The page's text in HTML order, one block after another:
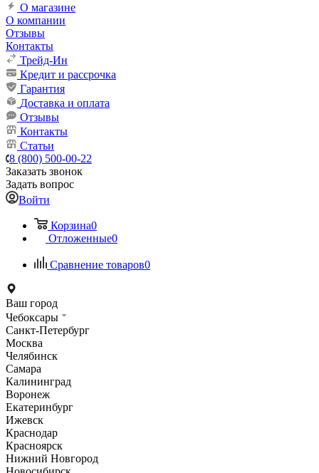
О магазине
О компании
Отзывы
Контакты
Трейд-Ин
Кредит и рассрочка
Гарантия
Доставка и оплата
Отзывы
Контакты
Статьи
8 (800) 500-00-22
Заказать звонок
Задать вопрос
Войти
Корзина0
Отложенные0
Сравнение товаров0
Ваш город
Чебоксары
Санкт-Петербург
Москва
Челябинск
Самара
Калининград
Воронеж
Екатеринбург
Ижевск
Краснодар
Красноярск
Нижний Новгород